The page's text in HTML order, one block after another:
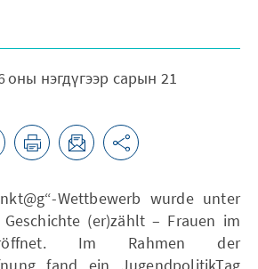
оны нэгдүгээр сарын 21
Wettbewerb wurde unter
(er)zählt – Frauen im
Im Rahmen der
fand ein JugendpolitikTag